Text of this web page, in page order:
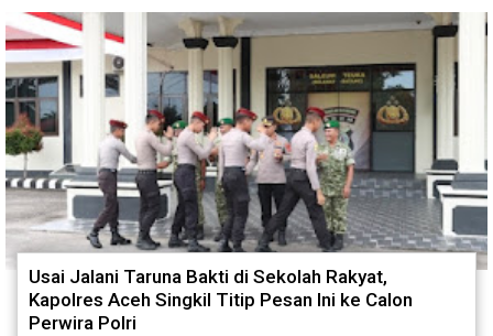
Usai Jalani Taruna Bakti di Sekolah Rakyat,
Kapolres Aceh Singkil Titip Pesan Ini ke Calon
Perwira Polri